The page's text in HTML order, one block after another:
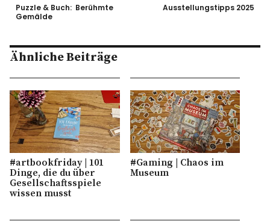
Puzzle & Buch: Berühmte
Gemälde
Ausstellungstipps 2025
Ähnliche Beiträge
#artbookfriday | 101
Dinge, die du über
Gesellschaftsspiele
wissen musst
#Gaming | Chaos im
Museum